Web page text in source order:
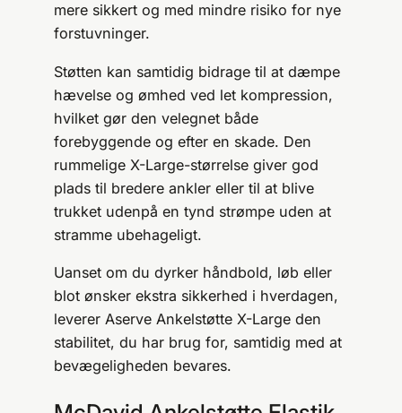
mere sikkert og med mindre risiko for nye
forstuvninger.
Støtten kan samtidig bidrage til at dæmpe
hævelse og ømhed ved let kompression,
hvilket gør den velegnet både
forebyggende og efter en skade. Den
rummelige X-Large-størrelse giver god
plads til bredere ankler eller til at blive
trukket udenpå en tynd strømpe uden at
stramme ubehageligt.
Uanset om du dyrker håndbold, løb eller
blot ønsker ekstra sikkerhed i hverdagen,
leverer Aserve Ankelstøtte X-Large den
stabilitet, du har brug for, samtidig med at
bevægeligheden bevares.